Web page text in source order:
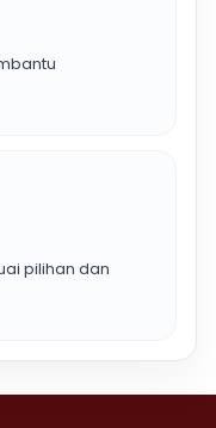
pilihan dan